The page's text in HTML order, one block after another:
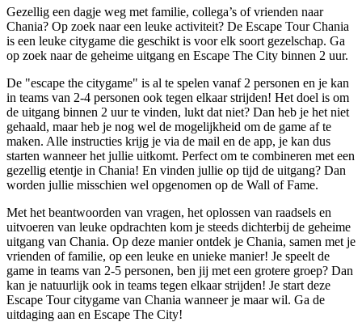
Gezellig een dagje weg met familie, collega’s of vrienden naar
Chania? Op zoek naar een leuke activiteit? De Escape Tour Chania
is een leuke citygame die geschikt is voor elk soort gezelschap. Ga
op zoek naar de geheime uitgang en Escape The City binnen 2 uur.
De "escape the citygame" is al te spelen vanaf 2 personen en je kan
in teams van 2-4 personen ook tegen elkaar strijden! Het doel is om
de uitgang binnen 2 uur te vinden, lukt dat niet? Dan heb je het niet
gehaald, maar heb je nog wel de mogelijkheid om de game af te
maken. Alle instructies krijg je via de mail en de app, je kan dus
starten wanneer het jullie uitkomt. Perfect om te combineren met een
gezellig etentje in Chania! En vinden jullie op tijd de uitgang? Dan
worden jullie misschien wel opgenomen op de Wall of Fame.
Met het beantwoorden van vragen, het oplossen van raadsels en
uitvoeren van leuke opdrachten kom je steeds dichterbij de geheime
uitgang van Chania. Op deze manier ontdek je Chania, samen met je
vrienden of familie, op een leuke en unieke manier! Je speelt de
game in teams van 2-5 personen, ben jij met een grotere groep? Dan
kan je natuurlijk ook in teams tegen elkaar strijden! Je start deze
Escape Tour citygame van Chania wanneer je maar wil. Ga de
uitdaging aan en Escape The City!